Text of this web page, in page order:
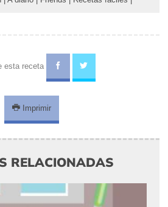
esta receta
Imprimir
RELACIONADAS